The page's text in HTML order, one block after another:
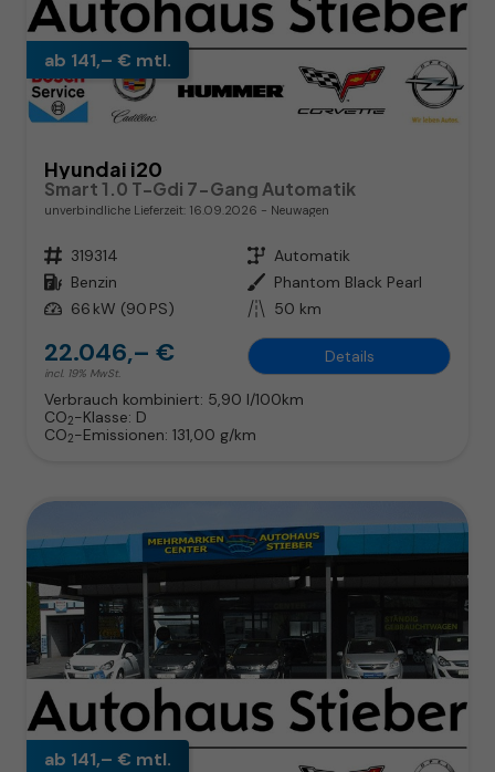
ab 141,– € mtl.
Hyundai i20
Smart 1.0 T-Gdi 7-Gang Automatik
unverbindliche Lieferzeit: 16.09.2026 Neuwagen
Fahrzeugnr. 319314 Getriebe Automatik
Kraftstoff Benzin Außenfarbe Phantom Black Pearl
Leistung 66 kW (90 PS) Kilometerstand 50 km
22.046,– €
incl. 19% MwSt.
Details
Verbrauch kombiniert: 5,90 l/100km
CO2-Klasse: D
CO2-Emissionen: 131,00 g/km
ab 141,– € mtl.